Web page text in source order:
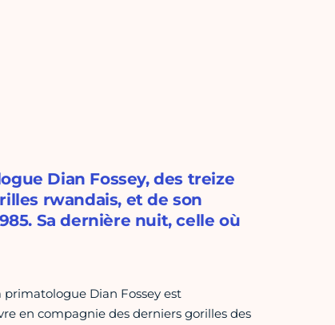
Dian Fossey, des treize
rwandais, et de son
Sa dernière nuit, celle où
primatologue Dian Fossey est
en compagnie des derniers gorilles des